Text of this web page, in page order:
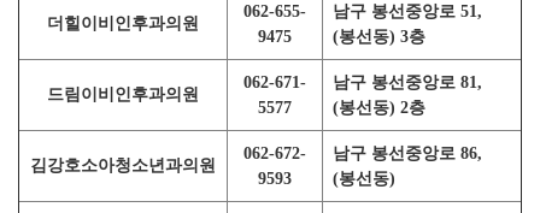
더힐이비인후과의원
062-655-
9475
남구 봉선중앙로 51,
(봉선동) 3층
드림이비인후과의원
062-671-
5577
남구 봉선중앙로 81,
(봉선동) 2층
김강호소아청소년과의원
062-672-
9593
남구 봉선중앙로 86,
(봉선동)